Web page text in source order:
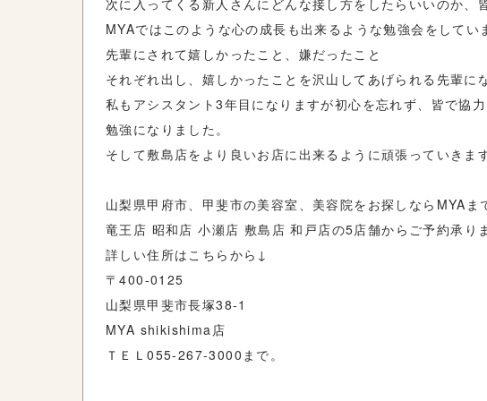
次に入ってくる新人さんにどんな接し方をしたらいいのか、
MYAではこのような心の成長も出来るような勉強会をしてい
先輩にされて嬉しかったこと、嫌だったこと
それぞれ出し、嬉しかったことを沢山してあげられる先輩に
私もアシスタント3年目になりますが初心を忘れず、皆で協
勉強になりました。
そして敷島店をより良いお店に出来るように頑張っていきま
山梨県甲府市、甲斐市の美容室、美容院をお探しならMYAま
竜王店 昭和店 小瀬店 敷島店 和戸店の5店舗からご予約承り
詳しい住所はこちらから↓
〒400-0125
山梨県甲斐市長塚38-1
MYA shikishima店
ＴＥＬ055-267-3000まで。